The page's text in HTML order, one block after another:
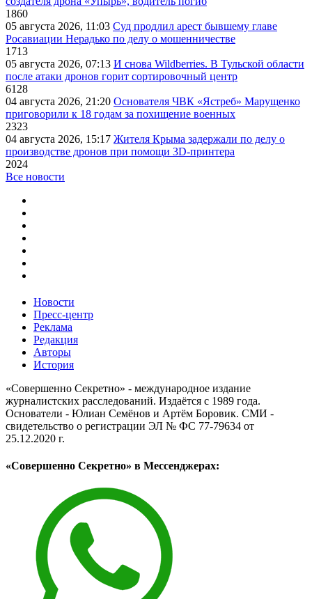
1860
05 августа 2026, 11:03 Суд продлил арест бывшему главе
Росавиации Нерадько по делу о мошенничестве
1713
05 августа 2026, 07:13 И снова Wildberries. В Тульской области
после атаки дронов горит сортировочный центр
6128
04 августа 2026, 21:20 Основателя ЧВК «Ястреб» Марущенко
приговорили к 18 годам за похищение военных
2323
04 августа 2026, 15:17 Жителя Крыма задержали по делу о
производстве дронов при помощи 3D‑принтера
2024
Все новости
Новости
Пресс-центр
Реклама
Редакция
Авторы
История
«Совершенно Секретно» - международное издание
журналистских расследований. Издаётся с 1989 года.
Основатели - Юлиан Семёнов и Артём Боровик. CМИ -
свидетельство о регистрации ЭЛ № ФС 77-79634 от
25.12.2020 г.
«Совершенно Секретно» в Мессенджерах: